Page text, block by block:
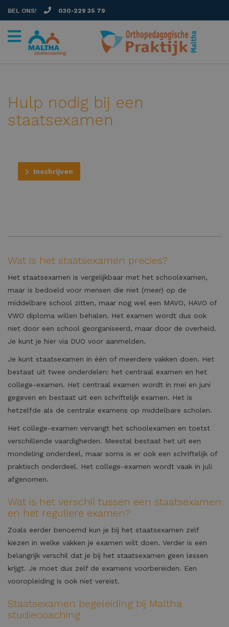
BEL ONS! 030-229 35 79
Hulp nodig bij een
staatsexamen
Inschrijven
Wat is het staatsexamen precies?
Het staatsexamen is vergelijkbaar met het schoolexamen,
maar is bedoeld voor mensen die niet (meer) op de
middelbare school zitten, maar nog wel een MAVO, HAVO of
VWO diploma willen behalen. Het examen wordt dus ook
niet door een school georganiseerd, maar door de overheid.
Je kunt je hier via DUO voor aanmelden.
Je kunt staatsexamen in één of meerdere vakken doen. Het
bestaat uit twee onderdelen: het centraal examen en het
college-examen. Het centraal examen wordt in mei en juni
gegeven en bestaat uit een schriftelijk examen. Het is
hetzelfde als de centrale examens op middelbare scholen.
Het college-examen vervangt het schoolexamen en toetst
verschillende vaardigheden. Meestal bestaat het uit een
mondeling onderdeel, maar soms is er ook een schriftelijk of
praktisch onderdeel. Het college-examen wordt vaak in juli
afgenomen.
Wat is het verschil tussen een staatsexamen
en het reguliere examen?
Zoals eerder benoemd kun je bij het staatsexamen zelf
kiezen in welke vakken je examen wilt doen. Verder is een
belangrijk verschil dat je bij het staatsexamen geen lessen
krijgt. Je moet dus zelf de examens voorbereiden. Een
vooropleiding is ook niet vereist.
Staatsexamen begeleiding bij Maltha
studiecoaching